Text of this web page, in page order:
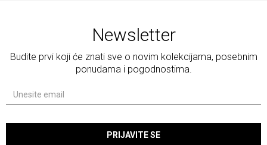
Newsletter
Budite prvi koji će znati sve o novim kolekcijama, posebnim
ponudama i pogodnostima.
PRIJAVITE SE